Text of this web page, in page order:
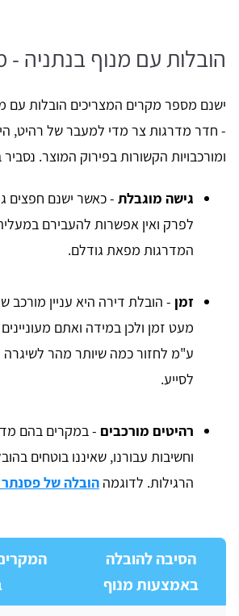
הובלות עם מנוף בנתניה -
ישנם מספר מקרים המצריכים הובלות עם
- חדר מדרגות צר מדי למעבר של רהיט,
ומורכבויות הקשורות בפירוק המוצר.
גישה מוגבלת - כאשר ישנם חפצים
לפרק ואין אפשרות להעבירם
המדרגות מפאת גודלם.
זמן - הובלת דירה היא עניין מורכב
מעט זמן ולכן במידה ואתם
ע"מ לחזור כמה שיותר מהר לשיגרה
לסייע.
רהיטים מורכבים - במקרים בהם
וחשיבות עבורנו, שאיננו בוטחים
הרגילות. לדוגמה הובלה של
הסיבה להובלה
באמצעות מנוף